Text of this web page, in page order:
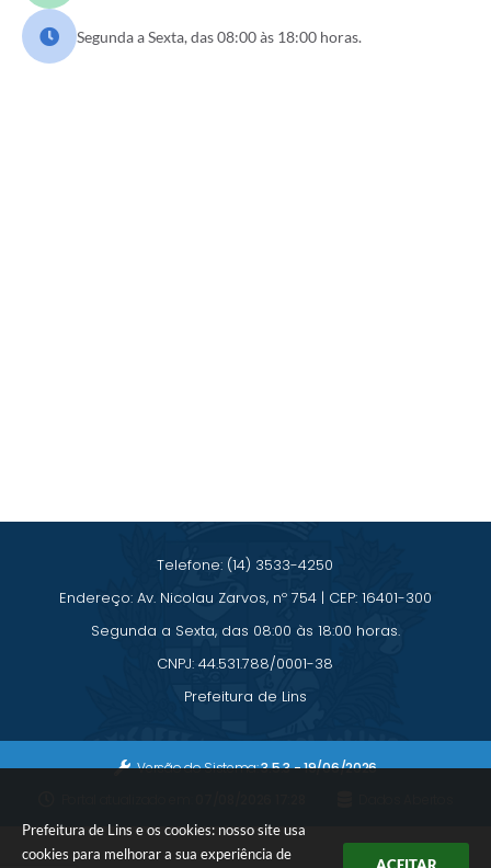
Prefeitura de Lins e os cookies: nosso site usa
cookies para melhorar a sua experiência de
TributosSegunda a Sexta, das 08:00 às 18:00 horas.
Telefone: (14) 3533-4250
Endereço: Av. Nicolau Zarvos, nº 754 | CEP: 16401-300
Segunda a Sexta, das 08:00 às 18:00 horas.
CNPJ: 44.531.788/0001-38
Prefeitura de Lins
Versão do Sistema:3.5.3 - 19/06/2026